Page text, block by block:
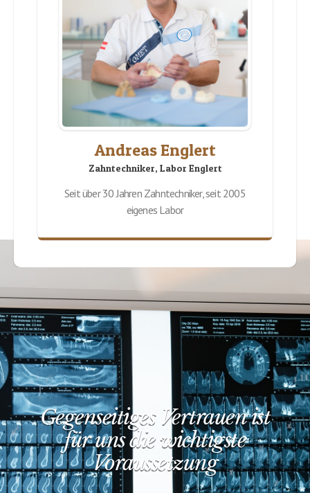
Andreas Englert
Zahntechniker, Labor Englert
Seit über 30 Jahren Zahntechniker, seit 2005
eigenes Labor
Gegenseitiges Vertrauen ist
für uns die wichtigste
Voraussetzung